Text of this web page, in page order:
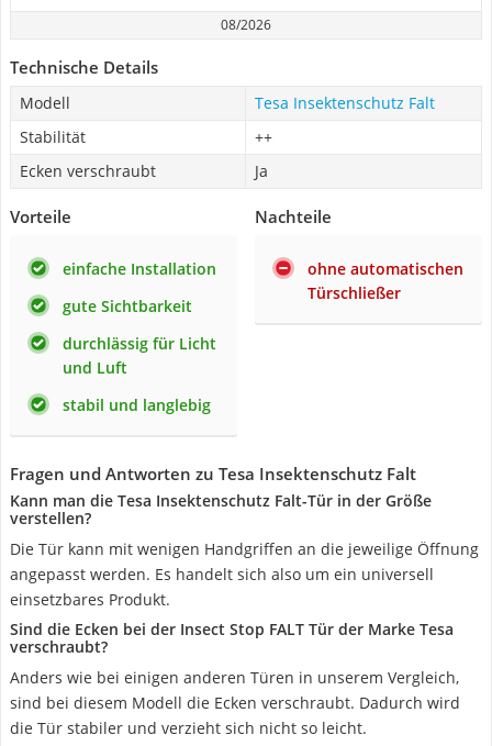
08/2026
Technische Details
Modell
Tesa Insektenschutz Falt
Stabilität
++
Ecken verschraubt
Ja
Vorteile
einfache Installation
gute Sichtbarkeit
durchlässig für Licht
und Luft
stabil und langlebig
Nachteile
ohne automatischen
Türschließer
Fragen und Antworten zu Tesa Insektenschutz Falt
Kann man die Tesa Insektenschutz Falt-Tür in der Größe
verstellen?
Die Tür kann mit wenigen Handgriffen an die jeweilige Öffnung
angepasst werden. Es handelt sich also um ein universell
einsetzbares Produkt.
Sind die Ecken bei der Insect Stop FALT Tür der Marke Tesa
verschraubt?
Anders wie bei einigen anderen Türen in unserem Vergleich,
sind bei diesem Modell die Ecken verschraubt. Dadurch wird
die Tür stabiler und verzieht sich nicht so leicht.